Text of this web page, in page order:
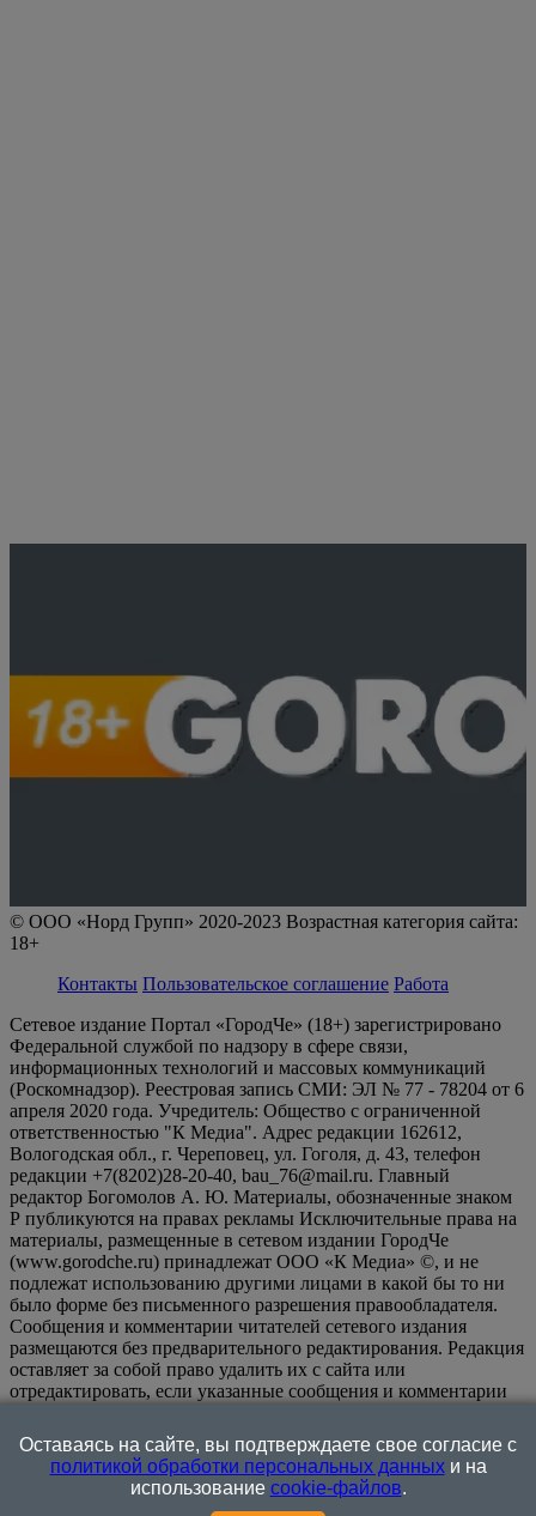
© ООО «Норд Групп» 2020-2023 Возрастная категория сайта:
18+
Контакты Пользовательское соглашение Работа
Сетевое издание Портал «ГородЧе» (18+) зарегистрировано
Федеральной службой по надзору в сфере связи,
информационных технологий и массовых коммуникаций
(Роскомнадзор). Реестровая запись СМИ: ЭЛ № 77 - 78204 от 6
апреля 2020 года. Учредитель: Общество с ограниченной
ответственностью "К Медиа". Адрес редакции 162612,
Вологодская обл., г. Череповец, ул. Гоголя, д. 43, телефон
редакции +7(8202)28-20-40, bau_76@mail.ru. Главный
редактор Богомолов А. Ю. Материалы, обозначенные знаком
Р публикуются на правах рекламы Исключительные права на
материалы, размещенные в сетевом издании ГородЧе
(www.gorodche.ru) принадлежат ООО «К Медиа» ©, и не
подлежат использованию другими лицами в какой бы то ни
было форме без письменного разрешения правообладателя.
Сообщения и комментарии читателей сетевого издания
размещаются без предварительного редактирования. Редакция
оставляет за собой право удалить их с сайта или
отредактировать, если указанные сообщения и комментарии
или нарушением иных требований закона.
информационном ресурсе применяются рекомендательные
технологии (информационные технологии предоставления
информации на основе сбора, систематизации и анализа
Оставаясь на сайте, вы подтверждаете свое согласие с
политикой обработки персональных данныхи на
использование cookie-файлов.